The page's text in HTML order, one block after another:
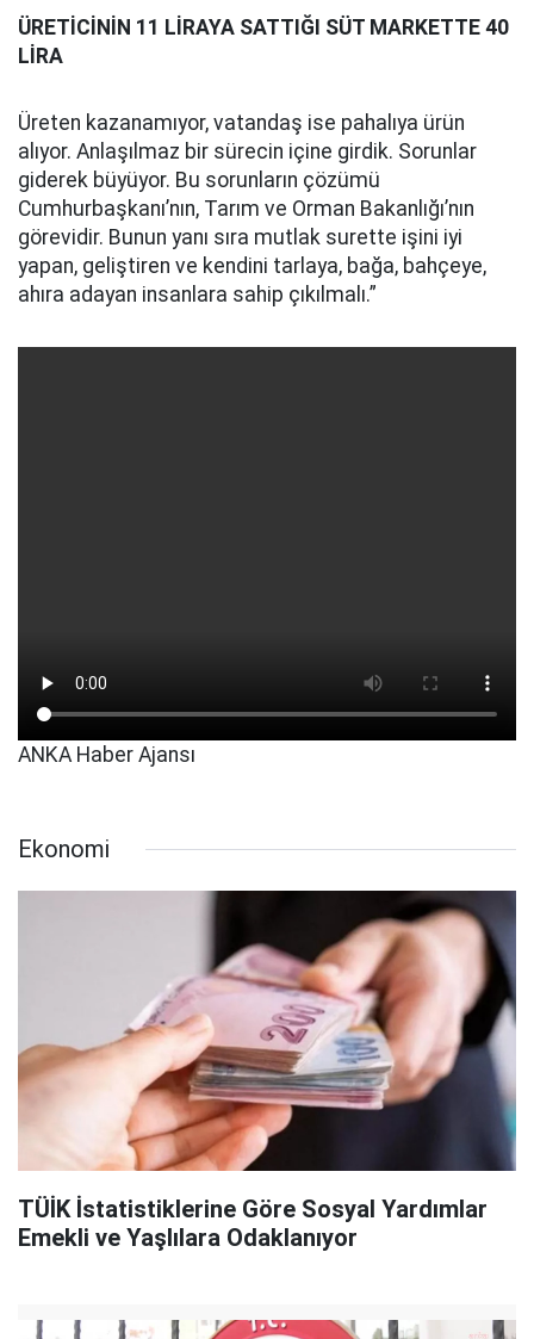
ÜRETİCİNİN 11 LİRAYA SATTIĞI SÜT MARKETTE 40
LİRA
Üreten kazanamıyor, vatandaş ise pahalıya ürün
alıyor. Anlaşılmaz bir sürecin içine girdik. Sorunlar
giderek büyüyor. Bu sorunların çözümü
Cumhurbaşkanı’nın, Tarım ve Orman Bakanlığı’nın
görevidir. Bunun yanı sıra mutlak surette işini iyi
yapan, geliştiren ve kendini tarlaya, bağa, bahçeye,
ahıra adayan insanlara sahip çıkılmalı.”
ANKA Haber Ajansı
Ekonomi
TÜİK İstatistiklerine Göre Sosyal Yardımlar
Emekli ve Yaşlılara Odaklanıyor